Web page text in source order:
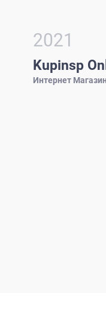
2021
Kupinsp
Интернет Магазин